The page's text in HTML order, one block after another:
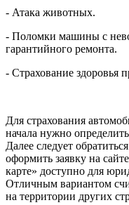
- Атака животных.
- Поломки машины с
гарантийного ремонта.
- Страхование здоровья
Для страхования
начала нужно
Далее следует
оформить заявку на
карте» доступно для
Отличным вариантом
на территории других